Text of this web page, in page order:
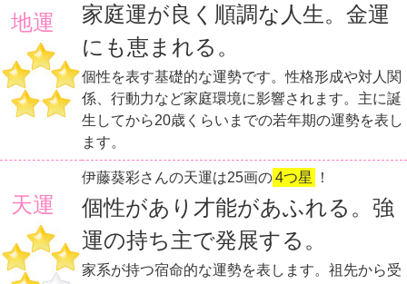
地運
家庭運が良く順調な人生。金運
にも恵まれる。
個性を表す基礎的な運勢です。性格形成や対人関
係、行動力など家庭環境に影響されます。主に誕
生してから20歳くらいまでの若年期の運勢を表し
ます。
天運
伊藤葵彩さんの天運は25画の4つ星 ！
個性があり才能があふれる。強
運の持ち主で発展する。
家系が持つ宿命的な運勢を表します。祖先から受